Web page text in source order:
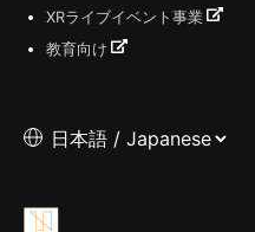
XRライブイベント事業
教育向け